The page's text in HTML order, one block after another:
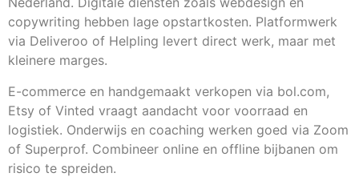
copywriting hebben lage opstartkosten. Platformwerk
via Deliveroo of Helpling levert direct werk, maar met
kleinere marges.
E-commerce en handgemaakt verkopen via bol.com,
Etsy of Vinted vraagt aandacht voor voorraad en
logistiek. Onderwijs en coaching werken goed via Zoom
of Superprof. Combineer online en offline bijbanen om
risico te spreiden.